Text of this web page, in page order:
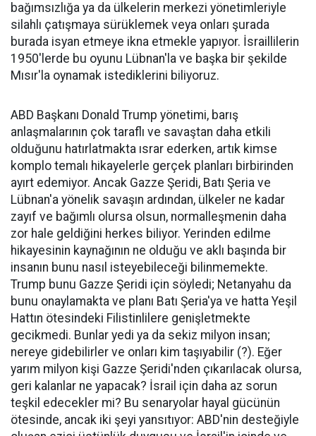
bağımsızlığa ya da ülkelerin merkezi yönetimleriyle
silahlı çatışmaya sürüklemek veya onları şurada
burada isyan etmeye ikna etmekle yapıyor. İsraillilerin
1950'lerde bu oyunu Lübnan'la ve başka bir şekilde
Mısır'la oynamak istediklerini biliyoruz.
ABD Başkanı Donald Trump yönetimi, barış
anlaşmalarının çok taraflı ve savaştan daha etkili
olduğunu hatırlatmakta ısrar ederken, artık kimse
komplo temalı hikayelerle gerçek planları birbirinden
ayırt edemiyor. Ancak Gazze Şeridi, Batı Şeria ve
Lübnan'a yönelik savaşın ardından, ülkeler ne kadar
zayıf ve bağımlı olursa olsun, normalleşmenin daha
zor hale geldiğini herkes biliyor. Yerinden edilme
hikayesinin kaynağının ne olduğu ve aklı başında bir
insanın bunu nasıl isteyebileceği bilinmemekte.
Trump bunu Gazze Şeridi için söyledi; Netanyahu da
bunu onaylamakta ve planı Batı Şeria'ya ve hatta Yeşil
Hattın ötesindeki Filistinlilere genişletmekte
gecikmedi. Bunlar yedi ya da sekiz milyon insan;
nereye gidebilirler ve onları kim taşıyabilir (?). Eğer
yarım milyon kişi Gazze Şeridi'nden çıkarılacak olursa,
geri kalanlar ne yapacak? İsrail için daha az sorun
teşkil edecekler mi? Bu senaryolar hayal gücünün
ötesinde, ancak iki şeyi yansıtıyor: ABD'nin desteğiyle